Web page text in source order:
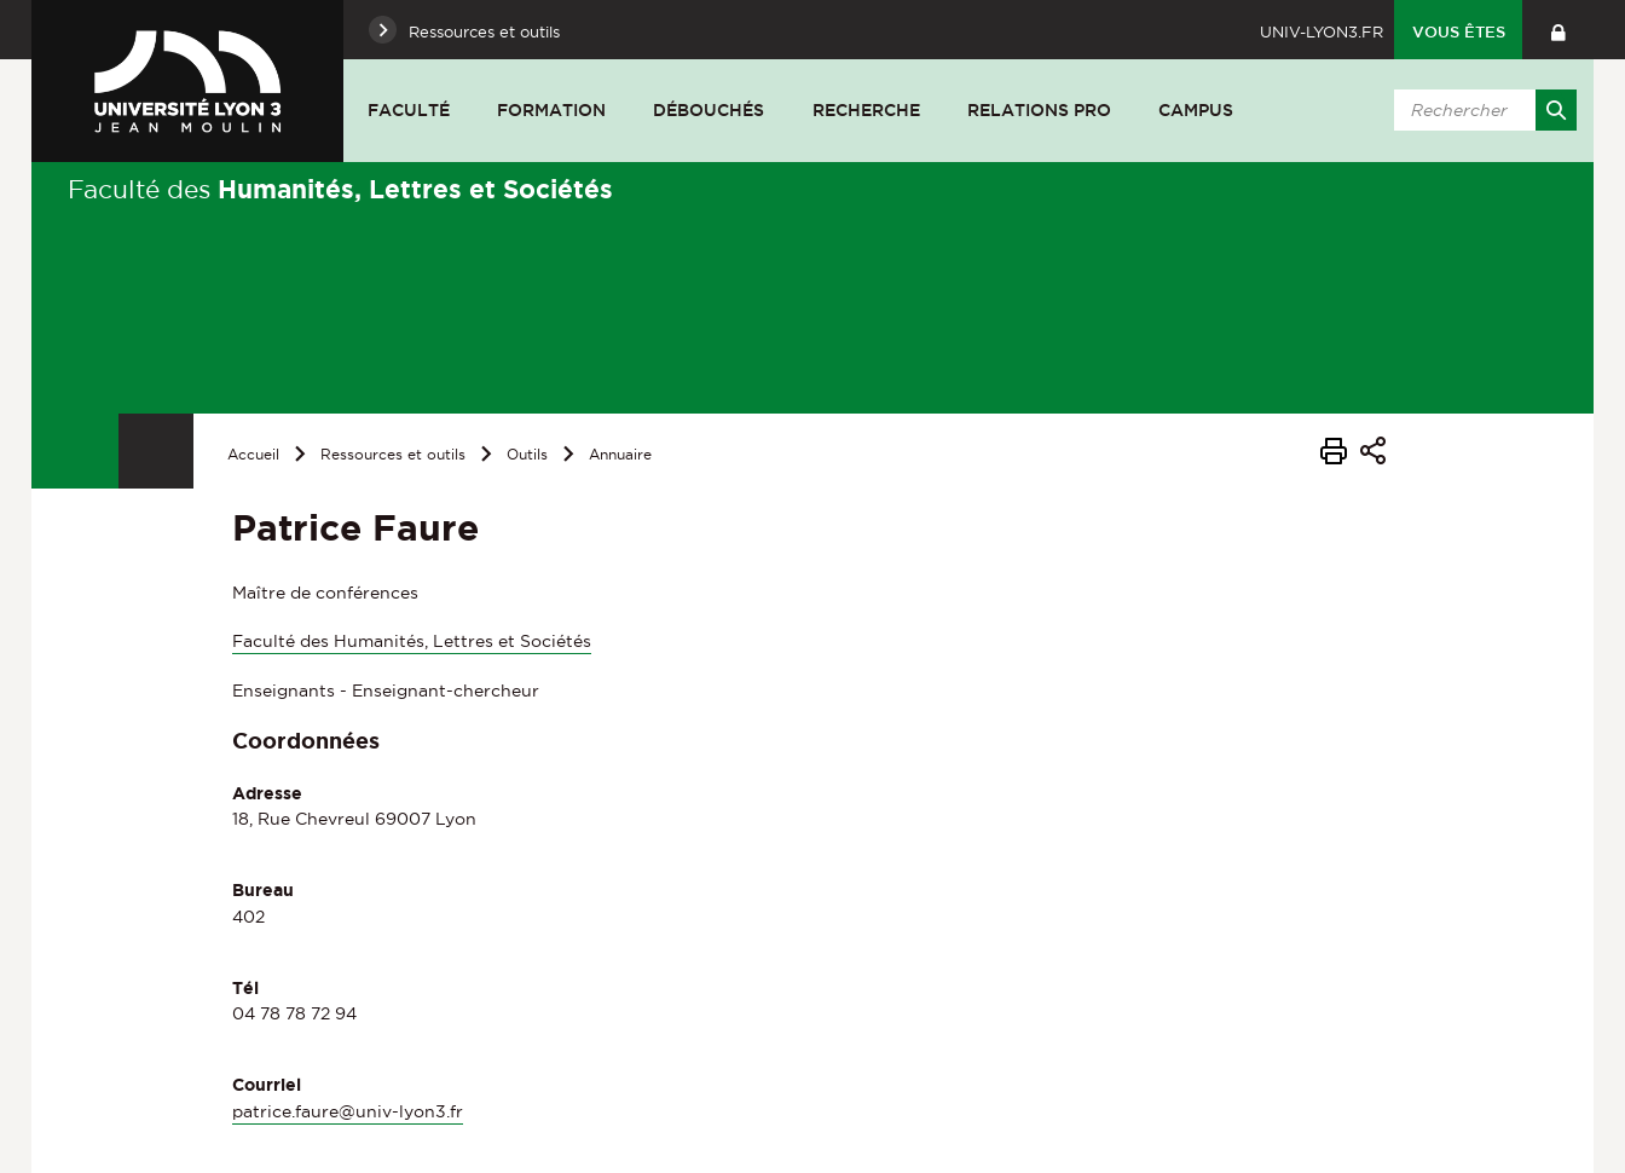
Ressources et outils UNIV-LYON3.FR VOUS ÊTES
FACULTÉ FORMATION DÉBOUCHÉS RECHERCHE RELATIONS PRO CAMPUS
Faculté des Humanités, Lettres et Sociétés
Accueil Ressources et outils Outils Annuaire
Patrice Faure
Maître de conférences
Faculté des Humanités, Lettres et Sociétés
Enseignants - Enseignant-chercheur
Coordonnées
Adresse
18, Rue Chevreul 69007 Lyon
Bureau
402
Tél
04 78 78 72 94
Courriel
patrice.faure@univ-lyon3.fr